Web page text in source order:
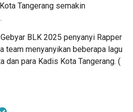
Tangerang semakin
BLK 2025 penyanyi Rapper
team menyanyikan beberapa lagu
dan para Kadis Kota Tangerang. (